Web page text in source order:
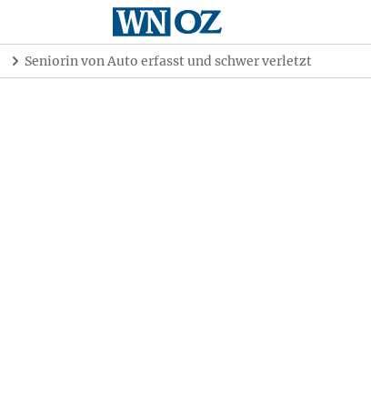
Seniorin von Auto erfasst und schwer verletzt